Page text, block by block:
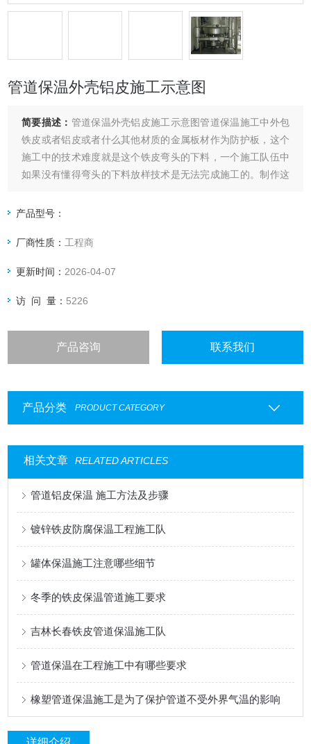
管道保温外壳铝皮施工示意图
简要描述： 管道保温外壳铝皮施工示意图管道保温施工中外包
铁皮或者铝皮或者什么其他材质的金属板材作为防护板，这个
施工中的技术难度就是这个铁皮弯头的下料，一个施工队伍中
如果没有懂得弯头的下料放样技术是无法完成施工的。制作这
产品型号：
厂商性质： 工程商
更新时间： 2026-04-07
访 问 量： 5226
产品咨询 联系我们
产品分类 PRODUCT CATEGORY
相关文章 RELATED ARTICLES
管道铝皮保温 施工方法及步骤
镀锌铁皮防腐保温工程施工队
罐体保温施工注意哪些细节
冬季的铁皮保温管道施工要求
吉林长春铁皮管道保温施工队
管道保温在工程施工中有哪些要求
橡塑管道保温施工是为了保护管道不受外界气温的影响